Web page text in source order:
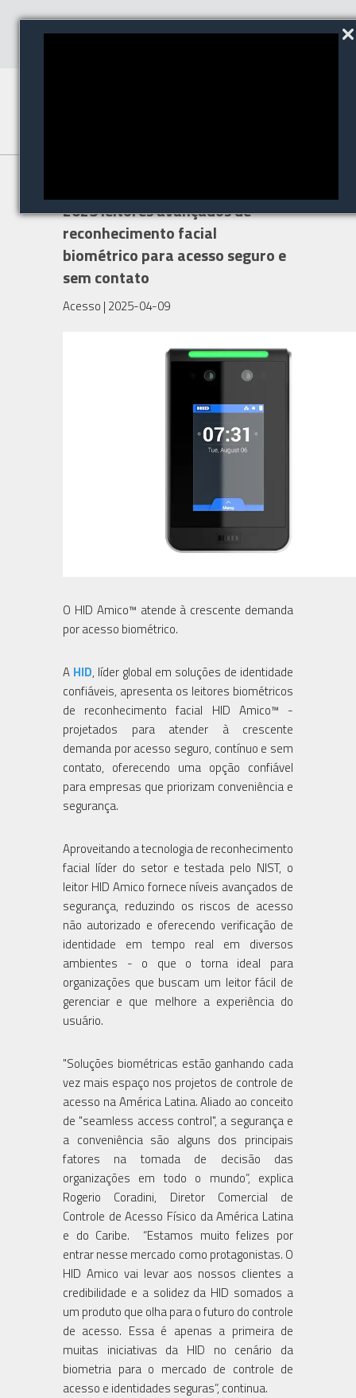
2025 leitores avançados de
reconhecimento facial
biométrico para acesso seguro e
sem contato
Acesso | 2025-04-09
O HID Amico™ atende à crescente demanda
por acesso biométrico.
A HID, líder global em soluções de identidade
confiáveis, apresenta os leitores biométricos
de reconhecimento facial HID Amico™ -
projetados para atender à crescente
demanda por acesso seguro, contínuo e sem
contato, oferecendo uma opção confiável
para empresas que priorizam conveniência e
segurança.
Aproveitando a tecnologia de reconhecimento
facial líder do setor e testada pelo NIST, o
leitor HID Amico fornece níveis avançados de
segurança, reduzindo os riscos de acesso
não autorizado e oferecendo verificação de
identidade em tempo real em diversos
ambientes - o que o torna ideal para
organizações que buscam um leitor fácil de
gerenciar e que melhore a experiência do
usuário.
"Soluções biométricas estão ganhando cada
vez mais espaço nos projetos de controle de
acesso na América Latina. Aliado ao conceito
de "seamless access control", a segurança e
a conveniência são alguns dos principais
fatores na tomada de decisão das
organizações em todo o mundo”, explica
Rogerio Coradini, Diretor Comercial de
Controle de Acesso Físico da América Latina
e do Caribe. “Estamos muito felizes por
entrar nesse mercado como protagonistas. O
HID Amico vai levar aos nossos clientes a
credibilidade e a solidez da HID somados a
um produto que olha para o futuro do controle
de acesso. Essa é apenas a primeira de
muitas iniciativas da HID no cenário da
biometria para o mercado de controle de
acesso e identidades seguras”, continua.